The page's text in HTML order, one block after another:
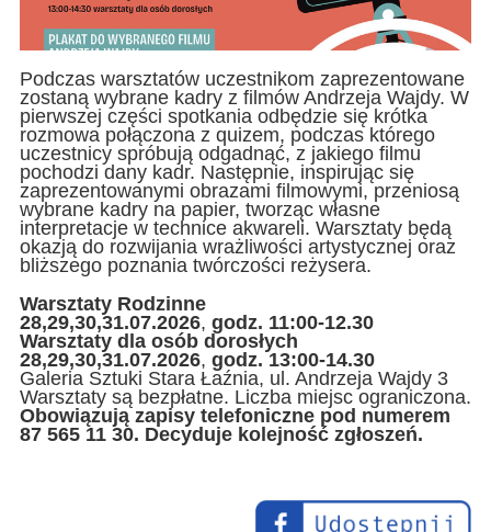
Podczas warsztatów uczestnikom zaprezentowane
zostaną wybrane kadry z filmów Andrzeja Wajdy. W
pierwszej części spotkania odbędzie się krótka
rozmowa połączona z quizem, podczas którego
uczestnicy spróbują odgadnąć, z jakiego filmu
pochodzi dany kadr. Następnie, inspirując się
zaprezentowanymi obrazami filmowymi, przeniosą
wybrane kadry na papier, tworząc własne
interpretacje w technice akwareli. Warsztaty będą
okazją do rozwijania wrażliwości artystycznej oraz
bliższego poznania twórczości reżysera.
Warsztaty Rodzinne
28,29,30,31.07.2026, godz. 11:00-12.30
Warsztaty dla osób dorosłych
28,29,30,31.07.2026, godz. 13:00-14.30
Galeria Sztuki Stara Łaźnia, ul. Andrzeja Wajdy 3
Warsztaty są bezpłatne. Liczba miejsc ograniczona.
Obowiązują zapisy telefoniczne pod numerem
87 565 11 30. Decyduje kolejność zgłoszeń.